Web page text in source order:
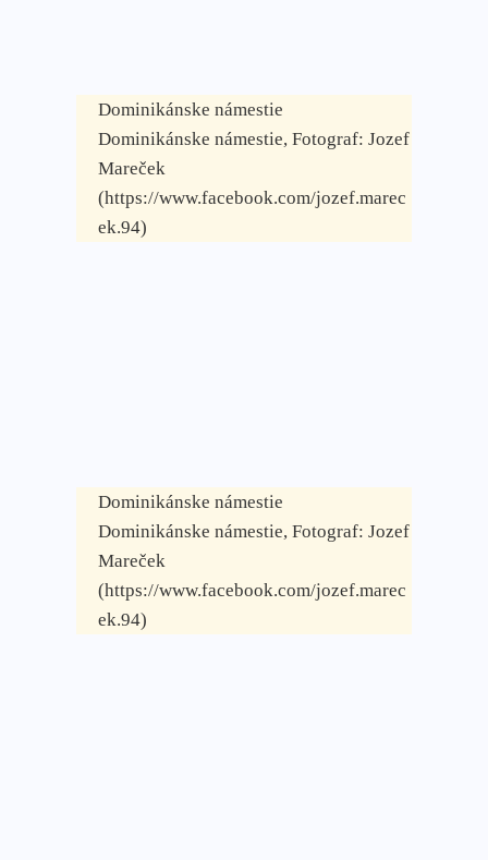
Dominikánske námestie
Dominikánske námestie, Fotograf: Jozef
Mareček
(https://www.facebook.com/jozef.marec
ek.94)
Dominikánske námestie
Dominikánske námestie, Fotograf: Jozef
Mareček
(https://www.facebook.com/jozef.marec
ek.94)